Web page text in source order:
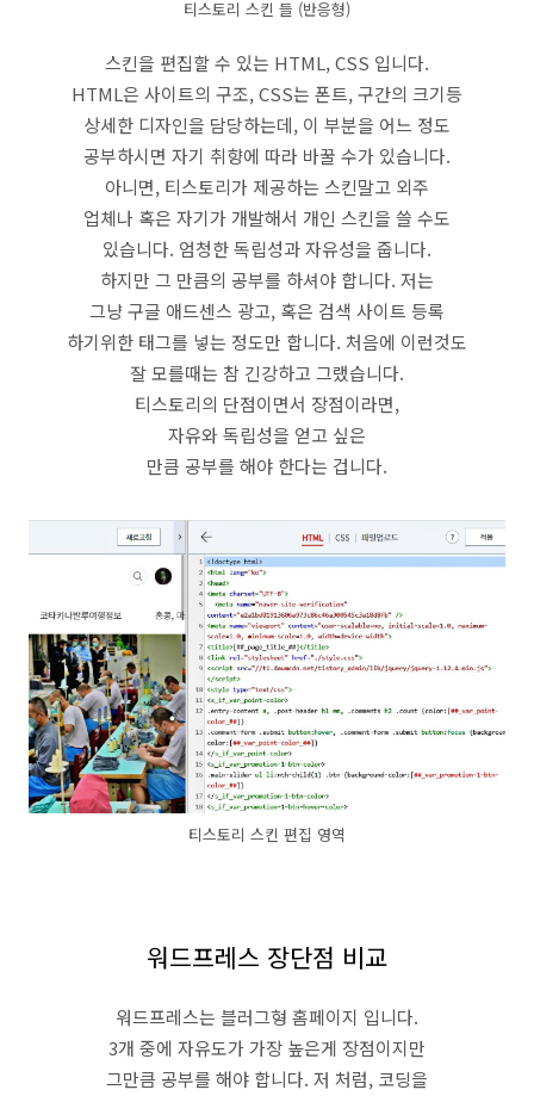
티스토리 스킨 들 (반응형)
스킨을 편집할 수 있는 HTML, CSS 입니다.
HTML은 사이트의 구조, CSS는 폰트, 구간의 크기등
상세한 디자인을 담당하는데, 이 부분을 어느 정도
공부하시면 자기 취향에 따라 바꿀 수가 있습니다.
아니면, 티스토리가 제공하는 스킨말고 외주
업체나 혹은 자기가 개발해서 개인 스킨을 쓸 수도
있습니다. 엄청한 독립성과 자유성을 줍니다.
하지만 그 만큼의 공부를 하셔야 합니다. 저는
그냥 구글 애드센스 광고, 혹은 검색 사이트 등록
하기위한 태그를 넣는 정도만 합니다. 처음에 이런것도
잘 모를때는 참 긴강하고 그랬습니다.
티스토리의 단점이면서 장점이라면,
자유와 독립성을 얻고 싶은
만큼 공부를 해야 한다는 겁니다.
티스토리 스킨 편집 영역
워드프레스 장단점 비교
워드프레스는 블러그형 홈페이지 입니다.
3개 중에 자유도가 가장 높은게 장점이지만
그만큼 공부를 해야 합니다. 저 처럼, 코딩을